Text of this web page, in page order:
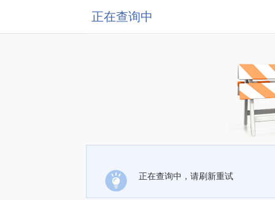
正在查询中
正在查询中，请刷新重试